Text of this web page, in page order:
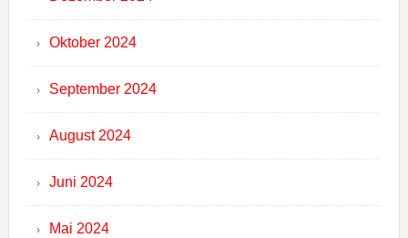
Oktober 2024
September 2024
August 2024
Juni 2024
Mai 2024